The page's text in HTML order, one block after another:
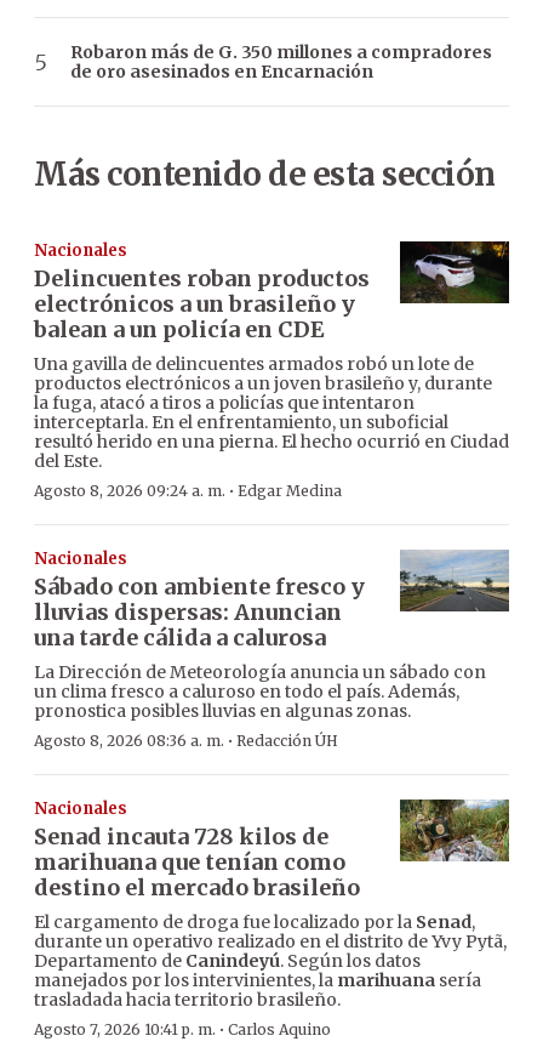
Robaron más de G. 350 millones a compradores
de oro asesinados en Encarnación
Más contenido de esta sección
Nacionales
Delincuentes roban productos
electrónicos a un brasileño y
balean a un policía en CDE
Una gavilla de delincuentes armados robó un lote de
productos electrónicos a un joven brasileño y, durante
la fuga, atacó a tiros a policías que intentaron
interceptarla. En el enfrentamiento, un suboficial
resultó herido en una pierna. El hecho ocurrió en Ciudad
del Este.
Agosto 8, 2026 09:24 a. m. · Edgar Medina
Nacionales
Sábado con ambiente fresco y
lluvias dispersas: Anuncian
una tarde cálida a calurosa
La Dirección de Meteorología anuncia un sábado con
un clima fresco a caluroso en todo el país. Además,
pronostica posibles lluvias en algunas zonas.
Agosto 8, 2026 08:36 a. m. · Redacción ÚH
Nacionales
Senad incauta 728 kilos de
marihuana que tenían como
destino el mercado brasileño
El cargamento de droga fue localizado por la Senad,
durante un operativo realizado en el distrito de Yvy Pytã,
Departamento de Canindeyú. Según los datos
manejados por los intervinientes, la marihuana sería
trasladada hacia territorio brasileño.
Agosto 7, 2026 10:41 p. m. · Carlos Aquino